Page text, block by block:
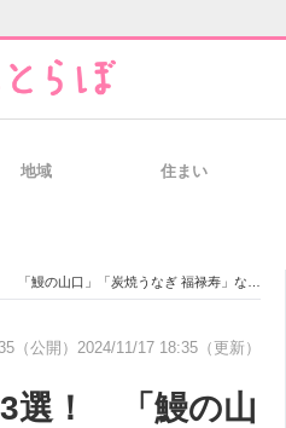
経営リーダ
地域 住まい
「炭焼うなぎ 福禄寿」などを紹介！【2024年11月版】
（公開） 2024/11/17 18:35（更新）
3選！ 「鰻の山